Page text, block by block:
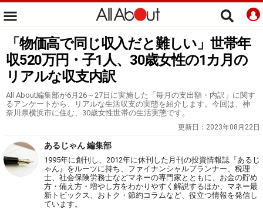
「物価高で同じ収入だと難しい」世帯年
収520万円・子1人、30歳女性の1カ月の
リアルな収支内訳
All About編集部が6月26～27日に実施した「毎月の支出額・内訳」に関す
るアンケートから、リアルな生活収支の実態を紹介します。今回は、神
奈川県横浜市に住む、30歳女性世帯の生活実態です。
更新日： 2023年08月22日
あるじゃん 編集部
1995年に創刊し、2012年に休刊した月刊の投資情報誌『あるじ
ゃん』をルーツに持ち、ファイナンシャルプランナー、税理
士、社会保険労務士などマネーの専門家とともに、お金の貯め
方・備え方・増やし方をわかりやすく解説するほか、マネー最
新トピックス、おトク・節約コラムなど、役立つ情報を発信し
ています。